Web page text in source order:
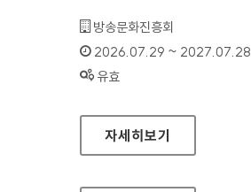
기관명 :
방송문화진흥회
인증기간 :
2026.07.29 ~ 2027.07.28
상태 :
유효
방송문화진흥회
자세히보기